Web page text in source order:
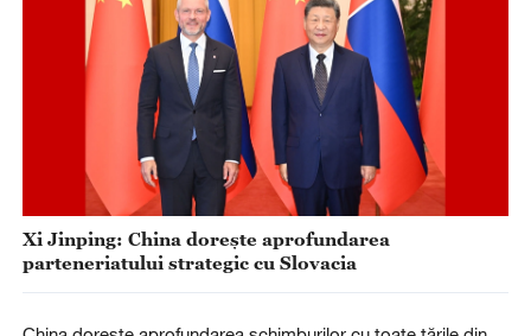
Xi Jinping: China dorește aprofundarea
parteneriatului strategic cu Slovacia